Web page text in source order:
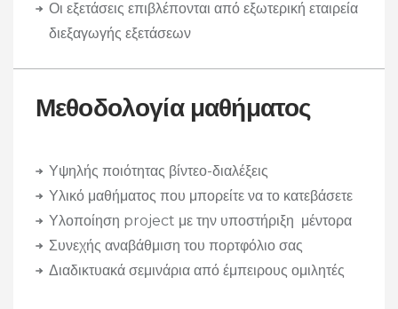
Οι εξετάσεις επιβλέπονται από εξωτερική εταιρεία
διεξαγωγής εξετάσεων
Μεθοδολογία μαθήματος
Υψηλής ποιότητας βίντεο-διαλέξεις
Υλικό μαθήματος που μπορείτε να το κατεβάσετε
Υλοποίηση project με την υποστήριξη μέντορα
Συνεχής αναβάθμιση του πορτφόλιο σας
Διαδικτυακά σεμινάρια από έμπειρους ομιλητές